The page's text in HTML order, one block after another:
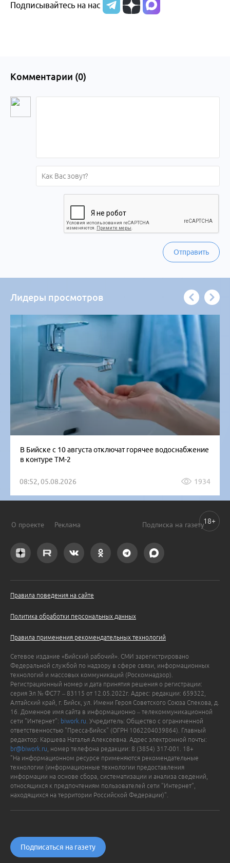
Алтайского
Подписывайтесь на нас
Комментарии (0)
Отправить
Лидеры просмотров
В Бийске с 10 августа отключат горячее водоснабжение
в контуре ТМ-2
08:52, 05.08.2026 1934
О проекте Реклама Подписка на газету
Правила поведения на сайте
Политика обработки персональных данных
Правила применения рекомендательных технологий
Сетевое издание «Бийский рабочий». СМИ зарегистрировано
Федеральной службой по надзору в сфере связи, информационных
технологий и массовых коммуникаций (Роскомнадзор).
Регистрационный номер и дата принятия решения о регистрации:
серия Эл № ФС77 – 83115 от 12.05.2022г. Адрес: редакции: 659322,
Алтайский край, г. Бийск, ул. Имени Героя Советского Союза Спекова, д.
16. Доменное имя сайта в информационно – телекоммуникационной
сети "Интернет": biwork.ru . Учредитель: Общество с ограниченной
ответственностью "Пресса-Бийск" (ОГРН 1062204039864). Главный
редактор: Каршева Наталья Алексеевна. Адрес электронной почты:
br@biwork.ru , номер телефона редакции: 8 (3854) 317-001. 18+
"На информационном ресурсе применяются рекомендательные
технологии (информационные технологии предоставления
информации на основе сбора, систематизации и анализа сведений,
относящихся к предпочтениям пользователей сети "Интернет",
находящихся на территории Российской Федерации)".
Подписаться на газету
18+